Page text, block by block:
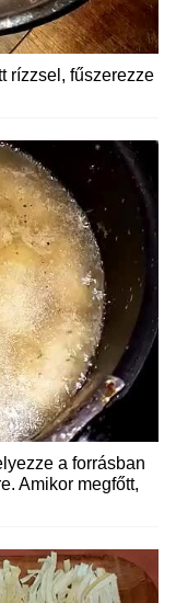
rízzsel, fűszerezze
a forrásban
Amikor megfőtt,